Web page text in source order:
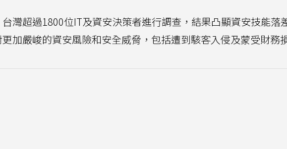
灣超過1800位IT及資安決策者進行調查，結果凸顯資安技能落
加嚴峻的資安風險和安全威脅，包括遭到駭客入侵及蒙受財務